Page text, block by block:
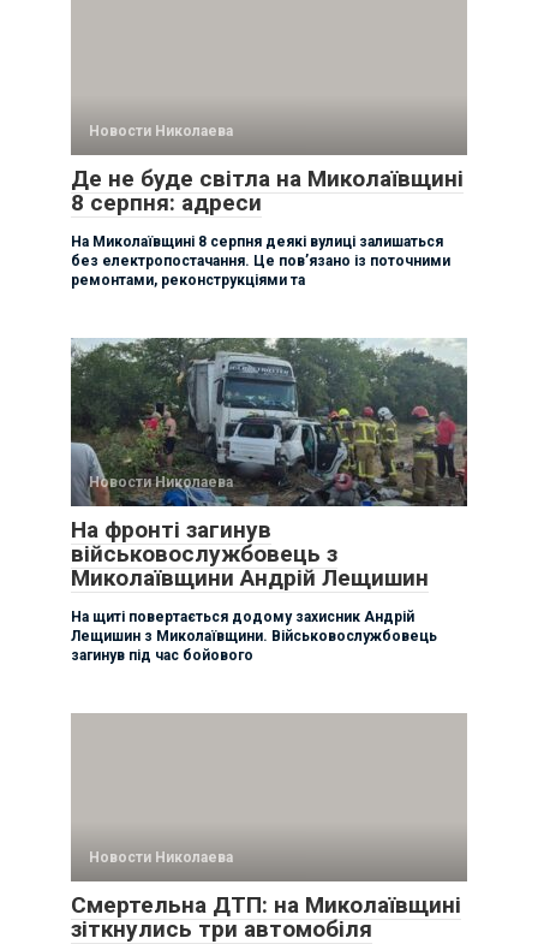
Новости Николаева
Де не буде світла на Миколаївщині
8 серпня: адреси
На Миколаївщині 8 серпня деякі вулиці залишаться
без електропостачання. Це пов’язано із поточними
ремонтами, реконструкціями та
Новости Николаева
На фронті загинув
військовослужбовець з
Миколаївщини Андрій Лещишин
На щиті повертається додому захисник Андрій
Лещишин з Миколаївщини. Військовослужбовець
загинув під час бойового
Новости Николаева
Смертельна ДТП: на Миколаївщині
зіткнулись три автомобіля